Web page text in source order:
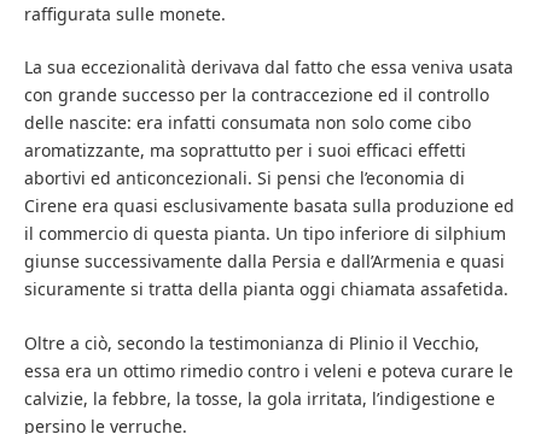
raffigurata sulle monete.
La sua eccezionalità derivava dal fatto che essa veniva usata
con grande successo per la contraccezione ed il controllo
delle nascite: era infatti consumata non solo come cibo
aromatizzante, ma soprattutto per i suoi efficaci effetti
abortivi ed anticoncezionali. Si pensi che l’economia di
Cirene era quasi esclusivamente basata sulla produzione ed
il commercio di questa pianta. Un tipo inferiore di silphium
giunse successivamente dalla Persia e dall’Armenia e quasi
sicuramente si tratta della pianta oggi chiamata assafetida.
Oltre a ciò, secondo la testimonianza di Plinio il Vecchio,
essa era un ottimo rimedio contro i veleni e poteva curare le
calvizie, la febbre, la tosse, la gola irritata, l’indigestione e
persino le verruche.